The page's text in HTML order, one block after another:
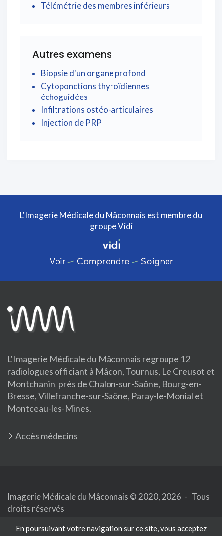
Télémétrie des membres inférieurs
Autres examens
Biopsie d'un organe profond
Cytoponctions thyroïdiennes
échoguidées
Infiltrations ostéo-articulaires
Injection de PRP
L'Imagerie Médicale du Mâconnais est membre du
groupe Vidi
L'Imagerie Médicale du Mâconnais regroupe 12
radiologues officiant à Mâcon, Tournus, Le Creusot et
Montchanin, près de Chalon-sur-Saône, Bourg-en-
Bresse, Villefranche-sur-Saône, Paray-le-Monial et
Montceau-les-Mines.
Accès médecins
Imagerie Médicale du Mâconnais © 2020, 2026 - Tous
droits réservés
Mentions légales Protection des données
En poursuivant votre navigation sur ce site, vous acceptez